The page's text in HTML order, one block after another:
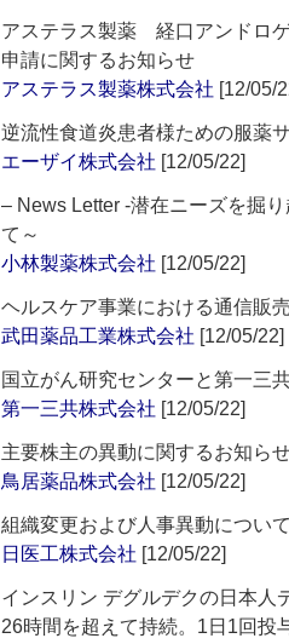
アステラス製薬 経口アンドロ
申請に関するお知らせ
アステラス製薬株式会社 [12/05/
逆流性食道炎患者様ための服薬
エーザイ株式会社 [12/05/22]
– News Letter -潜在ニーズを掘
て～
小林製薬株式会社 [12/05/22]
ヘルスケア事業における通信販
武田薬品工業株式会社 [12/05/22]
国立がん研究センターと第一三
第一三共株式会社 [12/05/22]
主要株主の異動に関するお知ら
鳥居薬品株式会社 [12/05/22]
組織変更および人事異動について
日医工株式会社 [12/05/22]
インスリン デグルデクの日本人
26時間を超えて持続。1日1回投